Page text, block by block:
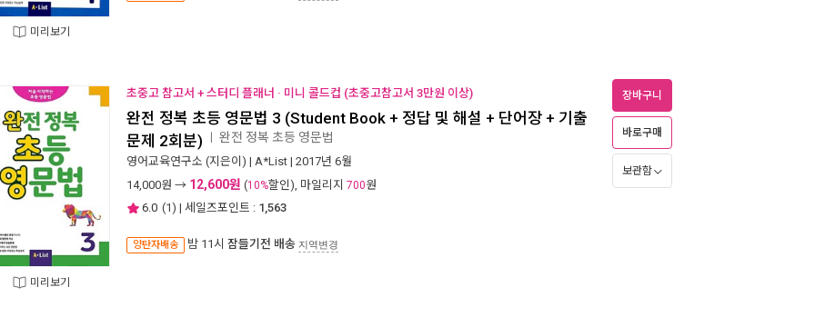
미리보기
미리보기
초중고 참고서 + 스터디 플래너 · 미니 콜드컵 (초중고참고서 3만원 이상)
완전 정복 초등 영문법 3 (Student Book + 정답 및 해설 + 단어장 + 기출
문제 2회분) 완전 정복 초등 영문법
영어교육연구소 (지은이) | A*List | 2017년 6월
14,000원 → 12,600원 (10%할인), 마일리지 700원
6.0 (1) | 세일즈포인트 : 1,563
양탄자배송 밤 11시 잠들기전 배송 지역변경
장바구니
바로구매
보관함